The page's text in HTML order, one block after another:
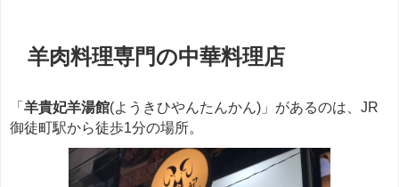
羊肉料理専門の中華料理店
「 羊貴妃羊湯館(ようきひやんたんかん)」があるのは、JR
御徒町駅から徒歩1分の場所。